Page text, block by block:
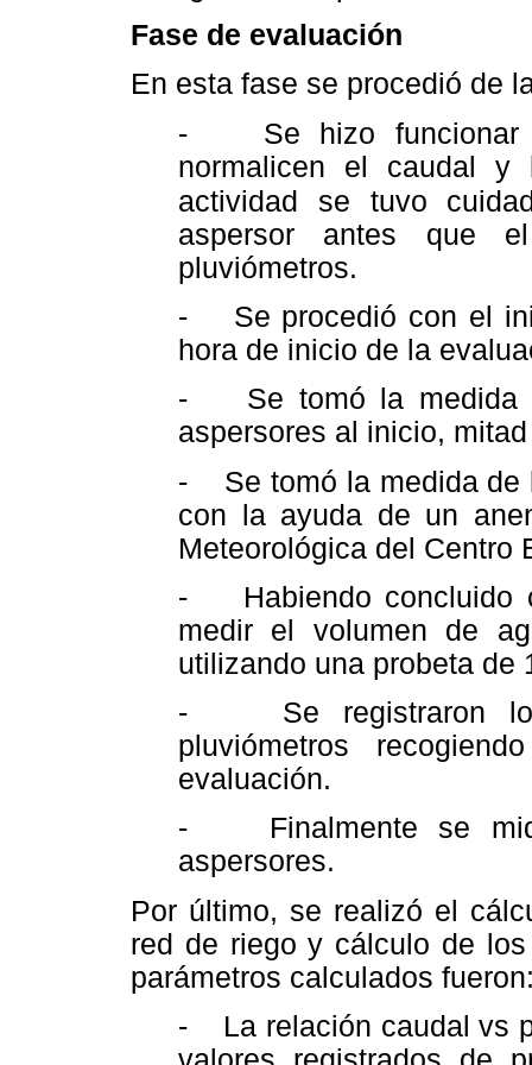
Fase de evaluación
En esta fase se procedió de
- Se hizo funcionar
normalicen el caudal
actividad se tuvo
aspersor antes que
pluviómetros.
- Se procedió con el
hora de inicio de la
- Se tomó la medida
aspersores al inicio,
- Se tomó la medida de
con la ayuda de un
Meteorológica del Centro
- Habiendo concluido
medir el volumen de
utilizando una probeta de
- Se registraron los
pluviómetros
evaluación.
- Finalmente se
aspersores.
Por último, se realizó el
red de riego y cálculo de
parámetros calculados
- La relación caudal vs